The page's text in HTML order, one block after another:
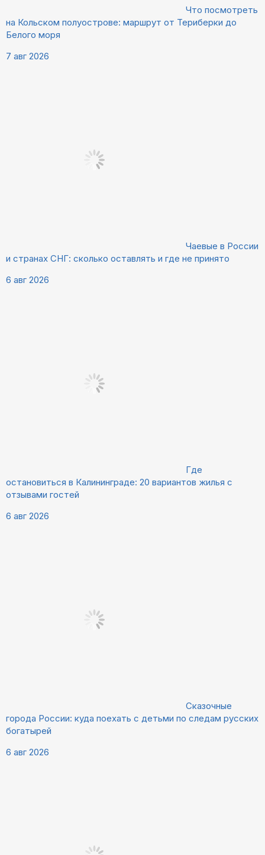
Что посмотреть
на Кольском полуострове: маршрут от Териберки до
Белого моря
7 авг 2026
Чаевые в России
и странах СНГ: сколько оставлять и где не принято
6 авг 2026
Где
остановиться в Калининграде: 20 вариантов жилья с
отзывами гостей
6 авг 2026
Сказочные
города России: куда поехать с детьми по следам русских
богатырей
6 авг 2026